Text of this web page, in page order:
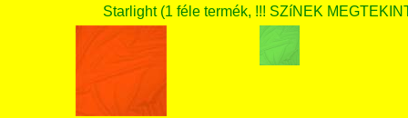
Starlight (1 féle termék, !!! SZíNEK